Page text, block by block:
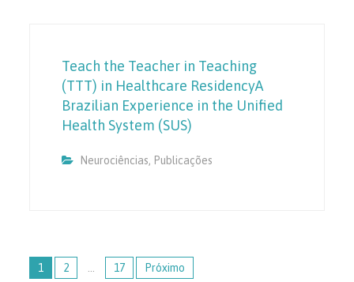
Teach the Teacher in Teaching
(TTT) in Healthcare ResidencyA
Brazilian Experience in the Unified
Health System (SUS)
Neurociências, Publicações
de
1 2 … 17 Próximo